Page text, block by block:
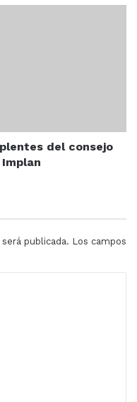
del consejo
publicada. Los campos